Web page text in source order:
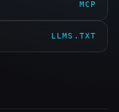
MCP
LLMS.TXT